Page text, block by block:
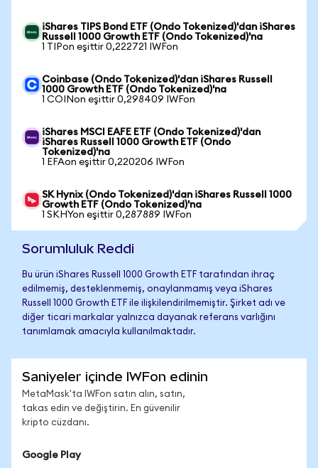
iShares TIPS Bond ETF (Ondo Tokenized)'dan iShares
Russell 1000 Growth ETF (Ondo Tokenized)'na
1 TIPon eşittir 0,222721 IWFon
Coinbase (Ondo Tokenized)'dan iShares Russell
1000 Growth ETF (Ondo Tokenized)'na
1 COINon eşittir 0,298409 IWFon
iShares MSCI EAFE ETF (Ondo Tokenized)'dan
iShares Russell 1000 Growth ETF (Ondo
Tokenized)'na
1 EFAon eşittir 0,220206 IWFon
SK Hynix (Ondo Tokenized)'dan iShares Russell 1000
Growth ETF (Ondo Tokenized)'na
1 SKHYon eşittir 0,287889 IWFon
Sorumluluk Reddi
Bu ürün iShares Russell 1000 Growth ETF tarafından ihraç
edilmemiş, desteklenmemiş, onaylanmamış veya iShares
Russell 1000 Growth ETF ile ilişkilendirilmemiştir. Şirket adı ve
diğer ticari markalar yalnızca dayanak referans varlığını
tanımlamak amacıyla kullanılmaktadır.
Saniyeler içinde IWFon edinin
MetaMask'ta IWFon satın alın, satın,
takas edin ve değiştirin. En güvenilir
kripto cüzdanı.
Google Play